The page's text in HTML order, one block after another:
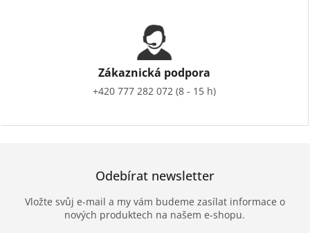
Zákaznická podpora
+420 777 282 072 (8 - 15 h)
Odebírat newsletter
Vložte svůj e-mail a my vám budeme zasílat informace o
nových produktech na našem e-shopu.